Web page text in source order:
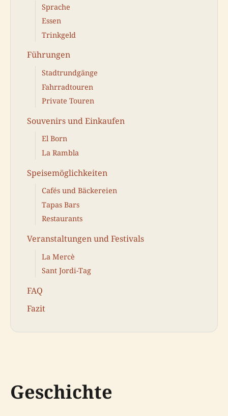
Sprache
Essen
Trinkgeld
Führungen
Stadtrundgänge
Fahrradtouren
Private Touren
Souvenirs und Einkaufen
El Born
La Rambla
Speisemöglichkeiten
Cafés und Bäckereien
Tapas Bars
Restaurants
Veranstaltungen und Festivals
La Mercè
Sant Jordi-Tag
FAQ
Fazit
Geschichte